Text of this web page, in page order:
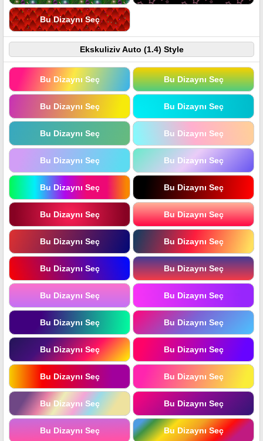
Bu Dizaynı Seç
Ekskuliziv Auto (1.4) Style
Bu Dizaynı Seç Bu Dizaynı Seç
Bu Dizaynı Seç Bu Dizaynı Seç
Bu Dizaynı Seç Bu Dizaynı Seç
Bu Dizaynı Seç Bu Dizaynı Seç
Bu Dizaynı Seç Bu Dizaynı Seç
Bu Dizaynı Seç Bu Dizaynı Seç
Bu Dizaynı Seç Bu Dizaynı Seç
Bu Dizaynı Seç Bu Dizaynı Seç
Bu Dizaynı Seç Bu Dizaynı Seç
Bu Dizaynı Seç Bu Dizaynı Seç
Bu Dizaynı Seç Bu Dizaynı Seç
Bu Dizaynı Seç Bu Dizaynı Seç
Bu Dizaynı Seç Bu Dizaynı Seç
Bu Dizaynı Seç Bu Dizaynı Seç